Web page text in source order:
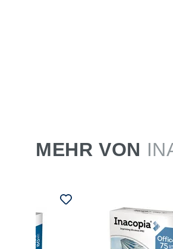
MEHR VON